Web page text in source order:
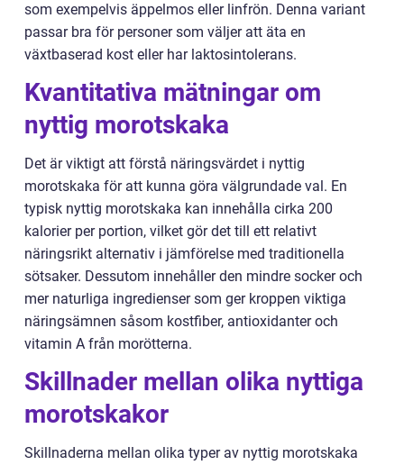
som exempelvis äppelmos eller linfrön. Denna variant
passar bra för personer som väljer att äta en
växtbaserad kost eller har laktosintolerans.
Kvantitativa mätningar om
nyttig morotskaka
Det är viktigt att förstå näringsvärdet i nyttig
morotskaka för att kunna göra välgrundade val. En
typisk nyttig morotskaka kan innehålla cirka 200
kalorier per portion, vilket gör det till ett relativt
näringsrikt alternativ i jämförelse med traditionella
sötsaker. Dessutom innehåller den mindre socker och
mer naturliga ingredienser som ger kroppen viktiga
näringsämnen såsom kostfiber, antioxidanter och
vitamin A från morötterna.
Skillnader mellan olika nyttiga
morotskakor
Skillnaderna mellan olika typer av nyttig morotskaka